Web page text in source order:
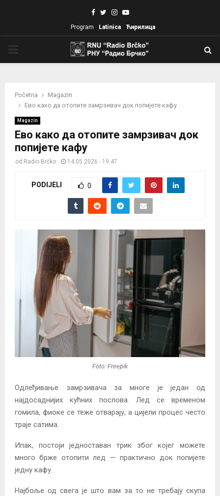
Facebook
TwitterInstagram
Youtube
Program Latinica Ћирилица
Početna
Magazin
Ево како да отопите замрзивач док попијете кафу
Magazin
Ево како да отопите замрзивач док
попијете кафу
od Radio Brčko 14.05.2026 - 19:47
PODIJELI 0
Foto: Freepik
Одлеђивање замрзивача за многе је један од
најдосаднијих кућних послова. Лед се временом
гомила, фиоке се теже отварају, а цијели процес често
траје сатима.
Ипак, постоји једноставан трик због којег можете
много брже отопити лед — практично док попијете
једну кафу.
Најбоље од свега је што вам за то не требају скупа